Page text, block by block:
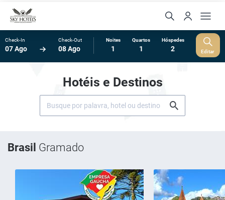
Check-In
07 Ago
Check-Out
08 Ago
Noites
1
Quartos
1
Hóspedes
2 Editar
Hotéis e Destinos
Brasil Gramado